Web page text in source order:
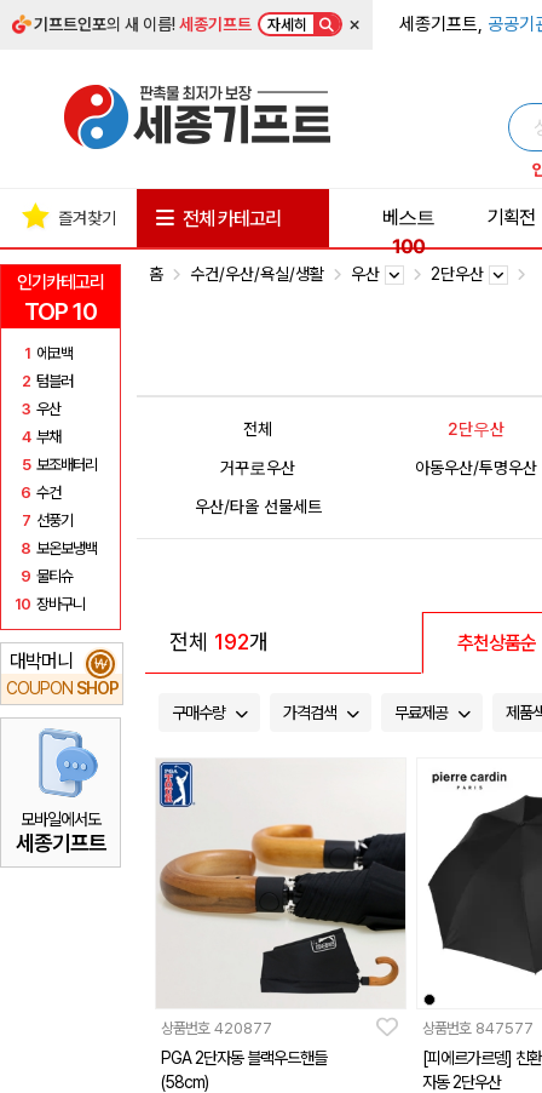
기프트인포의 새 이름!세종기프트 자세히 × 세종기프트, 공공기
인기카테고리
TOP 10
1 에코백
2 텀블러
3 우산
4 부채
5 보조배터리
6 수건
7 선풍기
8 보온보냉백
9 물티슈
10 장바구니
대박머니
COUPON SHOP
₩
모바일에서도
세종기프트
즐겨찾기 전체 카테고리
베스트
100
기획전
홈 수건/우산/욕실/생활 우산 2단우산
전체
2단우산
거꾸로우산
아동우산/투명우산
우산/타올 선물세트
전체 192개 추천상품순
구매수량 가격검색 무료제공 제품
상품번호 420877
PGA 2단자동 블랙우드핸들
(58cm)
상품번호 847577
[피에르가르뎅] 친
자동 2단우산